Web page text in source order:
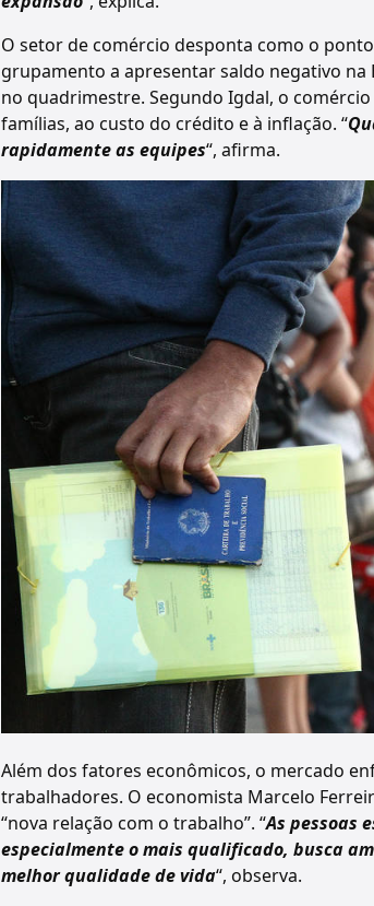
O setor de comércio desponta como o
grupamento a apresentar saldo negativo
no quadrimestre. Segundo Igdal, o
famílias, ao custo do crédito e à inflação. “
rapidamente as equipes“, afirma.
Além dos fatores econômicos, o mercado
trabalhadores. O economista Marcelo
“nova relação com o trabalho”. “As pessoas
especialmente o mais qualificado, busca
melhor qualidade de vida“, observa.